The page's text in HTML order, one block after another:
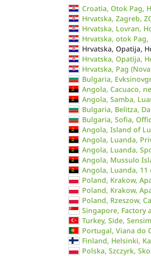
Croatia, Otok Pag,
Hrvatska, Zagreb,
Hrvatska, Lovran,
Hrvatska, otok
Hrvatska, Opatija,
Hrvatska, Opatija,
Hrvatska, Pag
Bulgaria,
Angola, Cacuaco,
Angola, Samba,
Bulgaria, Belitza,
Bulgaria, Sofia,
Angola, Island of
Angola, Luanda,
Angola, Luanda,
Angola, Mussulo
Angola, Luanda,
Poland, Krakow,
Poland, Krakow,
Poland, Rzeszow,
Singapore, Factory
Turkey, Side,
Portugal, Viana do
Finland, Helsinki,
Polska, Szczyrk,